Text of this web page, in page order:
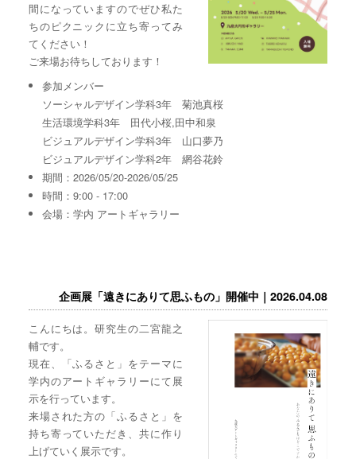
間になっていますのでぜひ私た
ちのピクニックに立ち寄ってみ
てください！
ご来場お待ちしております！
参加メンバー
ソーシャルデザイン学科3年 菊池真桜
生活環境学科3年 田代小桜,田中和泉
ビジュアルデザイン学科3年 山口夢乃
ビジュアルデザイン学科2年 網谷花鈴
期間：2026/05/20-2026/05/25
時間：9:00 - 17:00
会場：学内 アートギャラリー
企画展「遠きにありて思ふもの」開催中｜2026.04.08
こんにちは。研究生の二宮龍之
輔です。
現在、「ふるさと」をテーマに
学内のアートギャラリーにて展
示を行っています。
来場された方の「ふるさと」を
持ち寄っていただき、共に作り
上げていく展示です。